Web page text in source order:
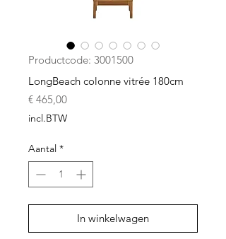
Productcode: 3001500
LongBeach colonne vitrée 180cm
€ 465,00Prijs
incl.BTW
Aantal *
In winkelwagen